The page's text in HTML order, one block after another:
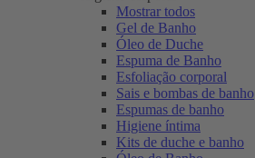
Mostrar todos
Gel de Banho
Óleo de Duche
Espuma de Banho
Esfoliação corporal
Sais e bombas de banho
Espumas de banho
Higiene íntima
Kits de duche e banho